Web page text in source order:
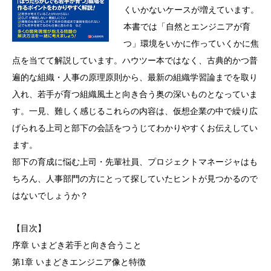
くいかないケースが増えています。
本書では「自然とエンジニアが育
つ」環境をいかに作っていくかに焦
点を当てて解説しています。ハウツー本ではなく、古典的かつ普
遍的な組織・人事の原理原則から、最新の組織学習論までを取り
入れ、若手が育つ組織風土と向き合う奥の深いものとなっていま
す。一見、難しく感じるこれらの内容は、仮想企業の中で繰り広
げられる上司と部下の会話をつうじてわかりやすくお伝えしてい
ます。
部下の育成に悩む上司・先輩社員、プロジェクトマネージャはも
ちろん、人事部門の方にとって探していたヒントが見つかるので
はないでしょうか？
【目次】
序章 いまどき若手と向き合うこと
第1章 いまどきエンジニア像と特徴